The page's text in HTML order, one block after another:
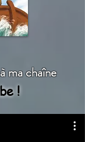
ma chaîne
!